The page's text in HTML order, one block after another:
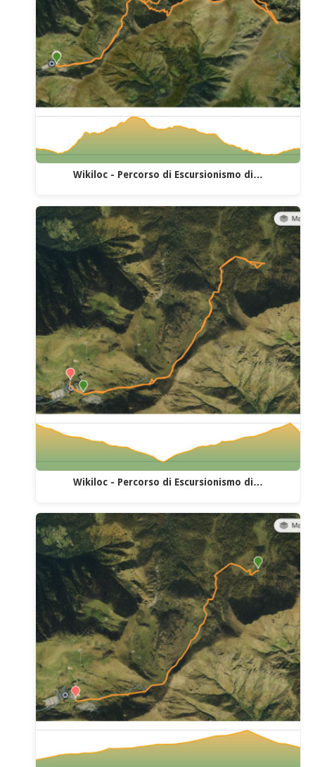
Wikiloc - Percorso di Escursionismo di…
Wikiloc - Percorso di Escursionismo di…